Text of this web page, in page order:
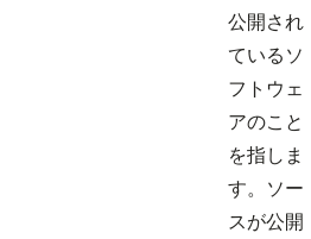
公開され
ているソ
フトウェ
アのこと
を指しま
す。ソー
スが公開